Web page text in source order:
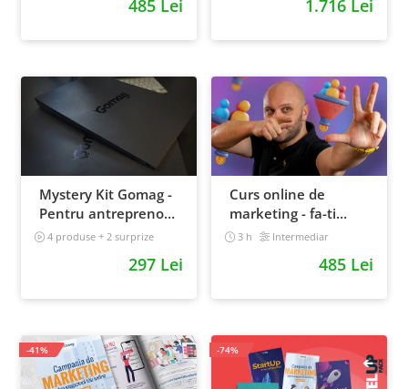
485 Lei 1.716 Lei
Mystery Kit Gomag -
Pentru antreprenorii
curajosi - digital
4 produse + 2 surprize
297 Lei
Curs online de
marketing - fa-ti
propriul sales funnel
3 h Intermediar
485 Lei
-41% -74%